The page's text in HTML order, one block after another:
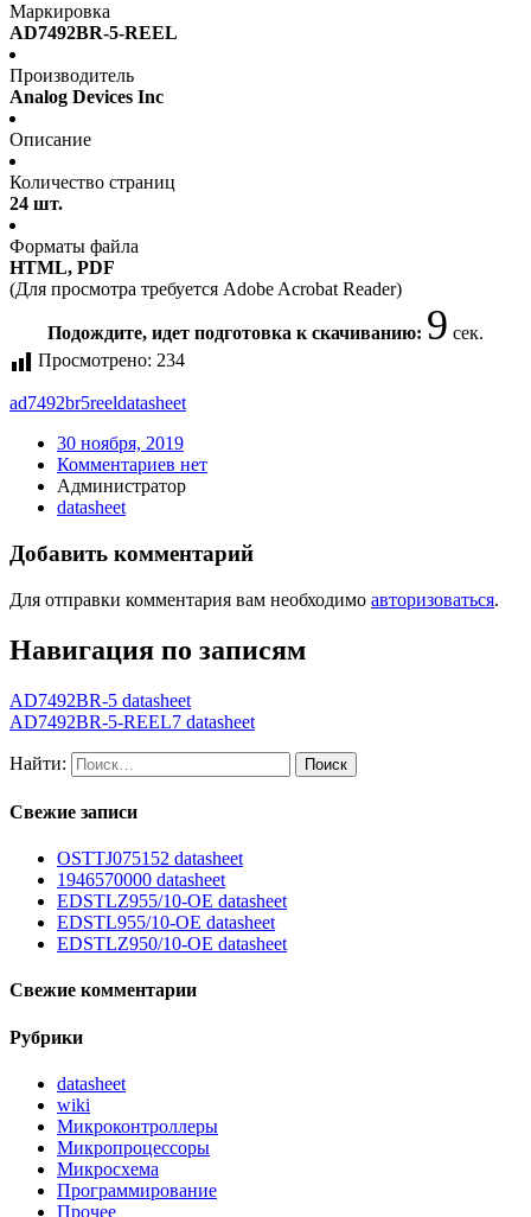
Маркировка
AD7492BR-5-REEL
Производитель
Analog Devices Inc
Описание
Количество страниц
24 шт.
Форматы файла
HTML, PDF
(Для просмотра требуется Adobe Acrobat Reader)
Подождите, идет подготовка к скачиванию: 9 сек.
Просмотрено: 234
ad7492br5reeldatasheet
30 ноября, 2019
Комментариев нет
Администратор
datasheet
Добавить комментарий
Для отправки комментария вам необходимо авторизоваться.
Навигация по записям
AD7492BR-5 datasheet
AD7492BR-5-REEL7 datasheet
Найти:
Свежие записи
OSTTJ075152 datasheet
1946570000 datasheet
EDSTLZ955/10-OE datasheet
EDSTL955/10-OE datasheet
EDSTLZ950/10-OE datasheet
Свежие комментарии
Рубрики
datasheet
wiki
Микроконтроллеры
Микропроцессоры
Микросхема
Программирование
Прочее